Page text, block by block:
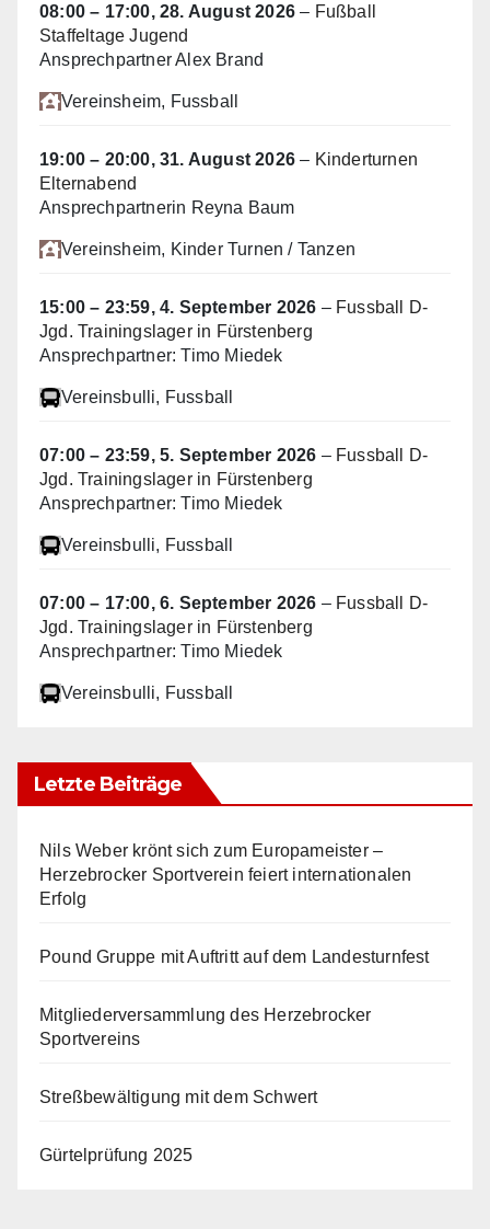
08:00 – 17:00,28. August 2026 – Fußball
Staffeltage Jugend
Ansprechpartner Alex Brand
Vereinsheim, Fussball
19:00 – 20:00,31. August 2026 – Kinderturnen
Elternabend
Ansprechpartnerin Reyna Baum
Vereinsheim, Kinder Turnen / Tanzen
15:00 – 23:59,4. September 2026 – Fussball D-
Jgd. Trainingslager in Fürstenberg
Ansprechpartner: Timo Miedek
Vereinsbulli, Fussball
07:00 – 23:59,5. September 2026 – Fussball D-
Jgd. Trainingslager in Fürstenberg
Ansprechpartner: Timo Miedek
Vereinsbulli, Fussball
07:00 – 17:00,6. September 2026 – Fussball D-
Jgd. Trainingslager in Fürstenberg
Ansprechpartner: Timo Miedek
Vereinsbulli, Fussball
Letzte Beiträge
Nils Weber krönt sich zum Europameister –
Herzebrocker Sportverein feiert internationalen
Erfolg
Pound Gruppe mit Auftritt auf dem Landesturnfest
Mitgliederversammlung des Herzebrocker
Sportvereins
Streßbewältigung mit dem Schwert
Gürtelprüfung 2025